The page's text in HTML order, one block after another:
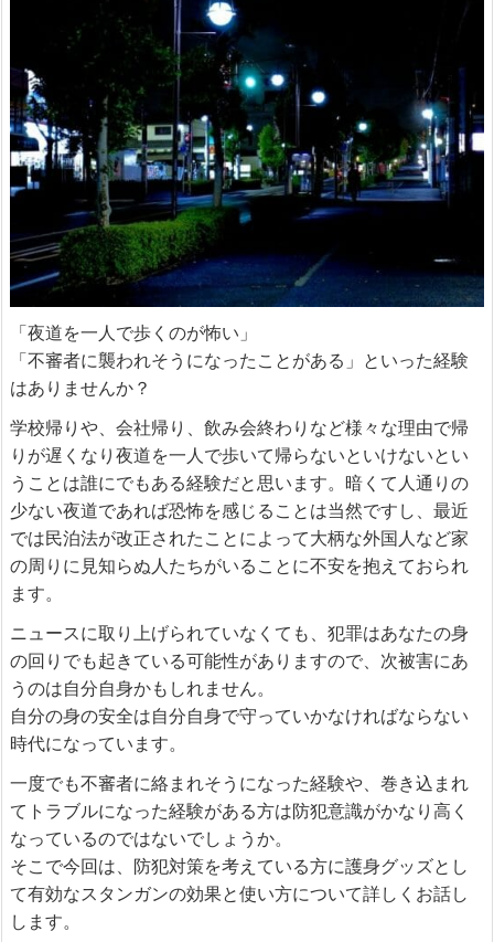
「夜道を一人で歩くのが怖い」
「不審者に襲われそうになったことがある」といった経験
はありませんか？
学校帰りや、会社帰り、飲み会終わりなど様々な理由で帰
りが遅くなり夜道を一人で歩いて帰らないといけないとい
うことは誰にでもある経験だと思います。暗くて人通りの
少ない夜道であれば恐怖を感じることは当然ですし、最近
では民泊法が改正されたことによって大柄な外国人など家
の周りに見知らぬ人たちがいることに不安を抱えておられ
ます。
ニュースに取り上げられていなくても、犯罪はあなたの身
の回りでも起きている可能性がありますので、次被害にあ
うのは自分自身かもしれません。
自分の身の安全は自分自身で守っていかなければならない
時代になっています。
一度でも不審者に絡まれそうになった経験や、巻き込まれ
てトラブルになった経験がある方は防犯意識がかなり高く
なっているのではないでしょうか。
そこで今回は、防犯対策を考えている方に護身グッズとし
て有効なスタンガンの効果と使い方について詳しくお話し
します。